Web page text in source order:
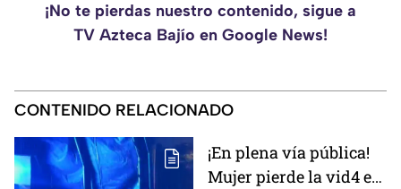
¡No te pierdas nuestro contenido, sigue a
TV Azteca Bajío en Google News!
CONTENIDO RELACIONADO
¡En plena vía pública!
Mujer pierde la vid4 e